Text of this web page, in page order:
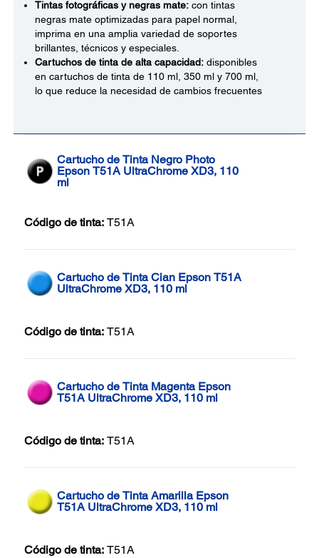
Tintas fotográficas y negras mate: con tintas
negras mate optimizadas para papel normal,
imprima en una amplia variedad de soportes
brillantes, técnicos y especiales.
Cartuchos de tinta de alta capacidad: disponibles
en cartuchos de tinta de 110 ml, 350 ml y 700 ml,
lo que reduce la necesidad de cambios frecuentes
Cartucho de Tinta Negro Photo
Epson T51A UltraChrome XD3, 110
ml
Código de tinta: T51A
Cartucho de Tinta Cian Epson T51A
UltraChrome XD3, 110 ml
Código de tinta: T51A
Cartucho de Tinta Magenta Epson
T51A UltraChrome XD3, 110 ml
Código de tinta: T51A
Cartucho de Tinta Amarilla Epson
T51A UltraChrome XD3, 110 ml
Código de tinta: T51A